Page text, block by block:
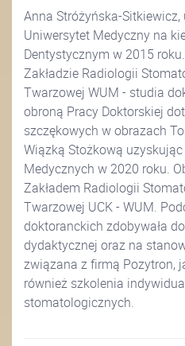
Anna Stróżyńska-Sitkiewicz,
Uniwersytet Medyczny na
Dentystycznym w 2015
Zakładzie Radiologii
Twarzowej WUM - studia
obroną Pracy Doktorskiej
szczękowych w obrazach
Wiązką Stożkową
Medycznych w 2020 roku.
Zakładem Radiologii
Twarzowej UCK - WUM.
doktoranckich zdobywała
dydaktycznej oraz na
związana z firmą Pozytron,
również szkolenia
stomatologicznych.